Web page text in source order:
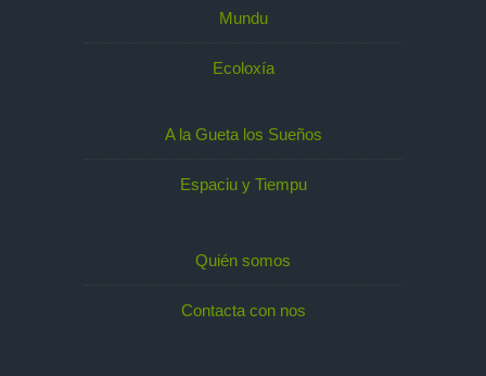
Mundu
Ecoloxía
A la Gueta los Sueños
Espaciu y Tiempu
Quién somos
Contacta con nos